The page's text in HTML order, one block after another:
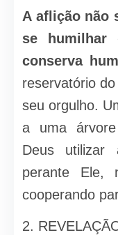
A aflição não
se humilhar
conserva
reservatório
seu orgulho.
a uma
Deus utilizar
perante Ele,
cooperando
2.